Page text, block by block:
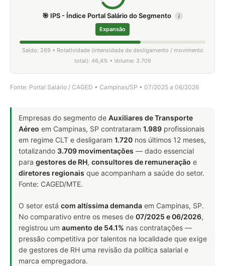
🎯 IPS - Índice Portal Salário do Segmento i
Expansão
Saldo: 269 • Rotatividade (intensidade de desligamento / movimento
total): 46,4% • Volume: 3.709
Fonte: Portal Salário / CAGED • Campinas/SP • 07/2025 a 06/2026
Empresas do segmento de Auxiliares de Transporte
Aéreo em Campinas, SP contrataram 1.989 profissionais
em regime CLT e desligaram 1.720 nos últimos 12 meses,
totalizando 3.709 movimentações — dado essencial
para gestores de RH, consultores de remuneração e
diretores regionais que acompanham a saúde do setor.
Fonte: CAGED/MTE.
O setor está com altíssima demanda em Campinas, SP.
No comparativo entre os meses de 07/2025 e 06/2026,
registrou um aumento de 54.1% nas contratações —
pressão competitiva por talentos na localidade que exige
de gestores de RH uma revisão da política salarial e
marca empregadora.